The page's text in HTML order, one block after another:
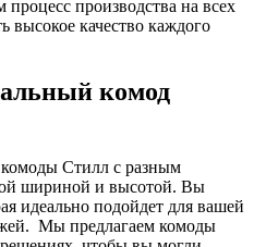
производства на всех
высокое качество каждого
комод
Стилл с разным
шириной и высотой. Вы
идеально подойдет для вашей
Мы предлагаем комоды